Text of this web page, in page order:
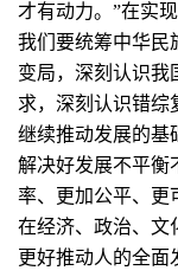
才有动力。”在实
我们要统筹中华民
变局，深刻认识我
求，深刻认识错综
继续推动发展的基
解决好发展不平衡
率、更加公平、更
在经济、政治、文
更好推动人的全面